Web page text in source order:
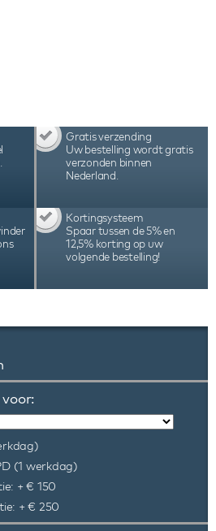
Gratis verzending
Uw bestelling wordt gratis
verzonden binnen
Nederland.
Kortingsysteem
Spaar tussen de 5% en
12,5% korting op uw
volgende bestelling!
(1 werkdag)
+ € 150
+ € 250